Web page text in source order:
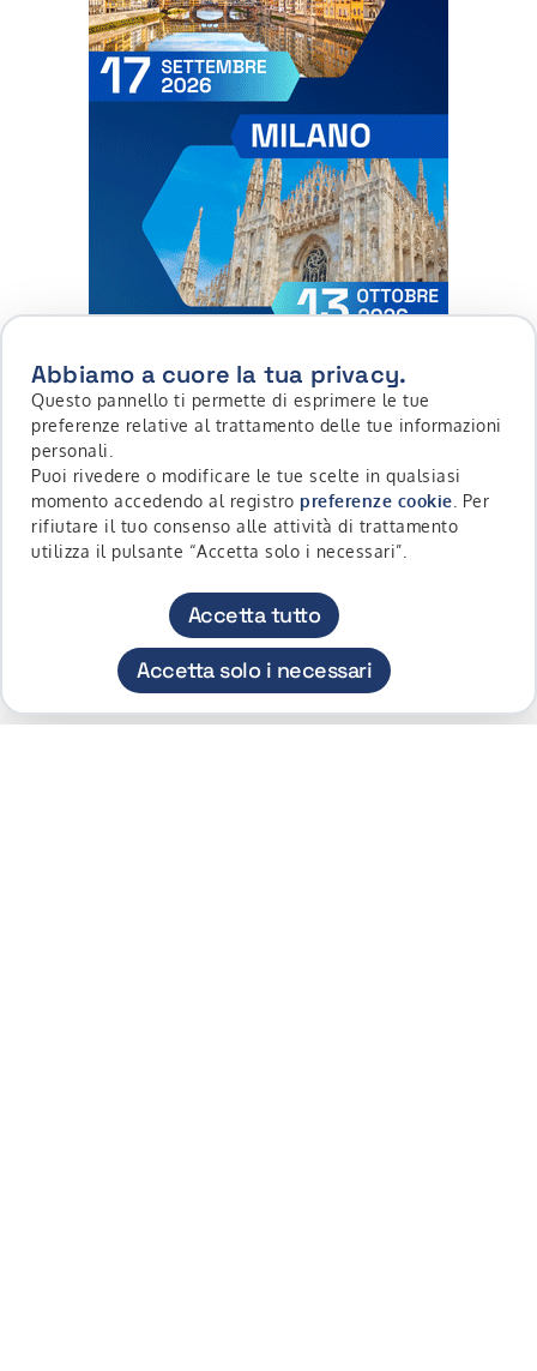
Abbiamo a cuore la tua privacy.
Questo pannello ti permette di esprimere le tue
preferenze relative al trattamento delle tue informazioni
personali.
Puoi rivedere o modificare le tue scelte in qualsiasi
momento accedendo al registro preferenze cookie . Per
rifiutare il tuo consenso alle attività di trattamento
utilizza il pulsante “Accetta solo i necessari”.
Accetta tutto
Accetta solo i necessari